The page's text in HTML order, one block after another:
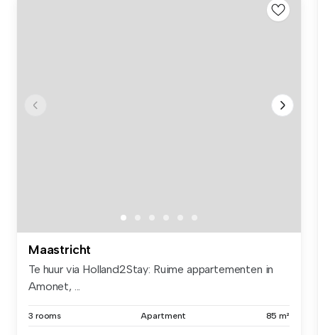
Maastricht
Te huur via Holland2Stay: Ruime appartementen in
Amonet, ...
3 rooms Apartment 85 m²